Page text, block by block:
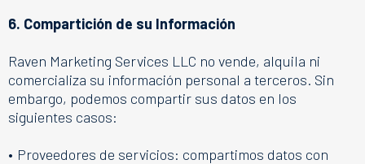
6. Compartición de su Información
Raven Marketing Services LLC no vende, alquila ni
comercializa su información personal a terceros. Sin
embargo, podemos compartir sus datos en los
siguientes casos:
• Proveedores de servicios: compartimos datos con